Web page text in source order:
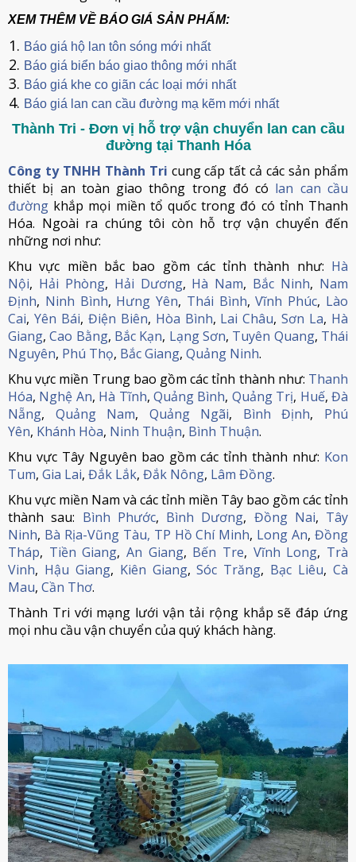
XEM THÊM VỀ BÁO GIÁ SẢN PHẨM:
Báo giá hộ lan tôn sóng mới nhất
Báo giá biển báo giao thông mới nhất
Báo giá khe co giãn các loại mới nhất
Báo giá lan can cầu đường mạ kẽm mới nhất
Thành Tri - Đơn vị hỗ trợ vận chuyển lan can cầu
đường tại Thanh Hóa
Công ty TNHH Thành Tri cung cấp tất cả các sản phẩm
thiết bị an toàn giao thông trong đó có lan can cầu
đường khắp mọi miền tổ quốc trong đó có tỉnh Thanh
Hóa. Ngoài ra chúng tôi còn hỗ trợ vận chuyển đến
những nơi như:
Khu vực miền bắc bao gồm các tỉnh thành như: Hà
Nội, Hải Phòng, Hải Dương, Hà Nam, Bắc Ninh, Nam
Định, Ninh Bình, Hưng Yên, Thái Bình,Vĩnh Phúc, Lào
Cai, Yên Bái, Điện Biên, Hòa Bình, Lai Châu,Sơn La, Hà
Giang,Cao Bằng, Bắc Kạn, Lạng Sơn, Tuyên Quang, Thái
Nguyên, Phú Thọ, Bắc Giang, Quảng Ninh.
Khu vực miền Trung bao gồm các tỉnh thành như: Thanh
Hóa, Nghệ An, Hà Tĩnh,Quảng Bình, Quảng Trị, Huế,Đà
Nẵng, Quảng Nam, Quảng Ngãi, Bình Định, Phú
Yên, Khánh Hòa, Ninh Thuận, Bình Thuận.
Khu vực Tây Nguyên bao gồm các tỉnh thành như: Kon
Tum, Gia Lai, Đắk Lắk, Đắk Nông, Lâm Đồng.
Khu vực miền Nam và các tỉnh miền Tây bao gồm các tỉnh
thành sau: Bình Phước, Bình Dương, Đồng Nai, Tây
Ninh, Bà Rịa-Vũng Tàu, TP Hồ Chí Minh, Long An,Đồng
Tháp, Tiền Giang,An Giang, Bến Tre, Vĩnh Long, Trà
Vinh, Hậu Giang, Kiên Giang,Sóc Trăng, Bạc Liêu,Cà
Mau, Cần Thơ.
Thành Tri với mạng lưới vận tải rộng khắp sẽ đáp ứng
mọi nhu cầu vận chuyển của quý khách hàng.